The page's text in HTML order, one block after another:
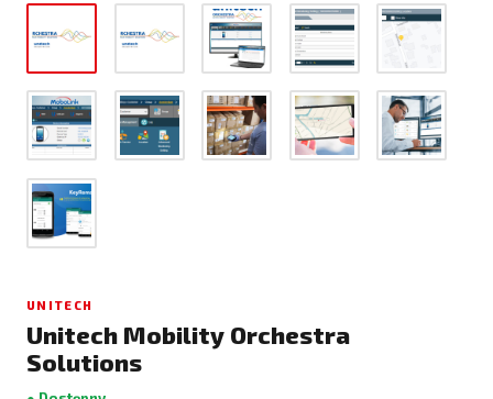
UNITECH
Unitech Mobility Orchestra
Solutions